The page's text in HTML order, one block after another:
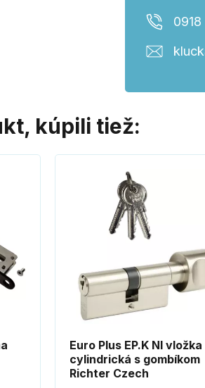
kúpili tiež:
Euro Plus EP.K NI vložka
cylindrická s gombíkom
Richter Czech